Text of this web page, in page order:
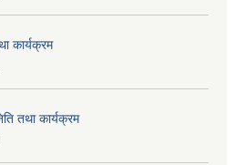
कार्यक्रम
तथा कार्यक्रम